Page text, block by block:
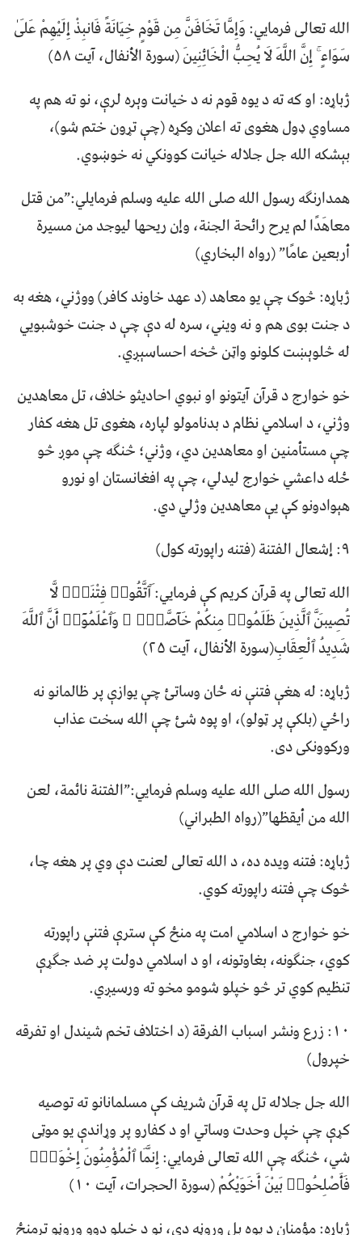
الله تعالی فرمایي: وَإِمَّا تَخَافَنَّ مِن قَوْمٍ خِيَانَةً فَانبِذْ إِلَيْهِمْ عَلَىٰ
سَوَاءٍ ۚ إِنَّ اللَّهَ لَا يُحِبُّ الْخَائِنِينَ (سورة الأنفال، آيت ۵۸)
ژباړه: او که ته د یوه قوم نه د خیانت وېره لرې، نو ته هم په
مساوي ډول هغوی ته اعلان وکړه (چې تړون ختم شو)،
بېشکه الله جل جلاله خیانت کوونکي نه خوښوي.
همدارنګه رسول الله صلی الله علیه وسلم فرمایلي:”من قتل
معاهَدًا لم يرح رائحة الجنة، وإن ريحها ليوجد من مسيرة
أربعين عامًا” (رواه البخاري)
ژباړه: څوک چې یو معاهد (د عهد خاوند کافر) ووژني، هغه به
د جنت بوی هم و نه ویني، سره له دې چې د جنت خوشبويي
له څلوېښت کلونو واټن څخه احساسېږي.
خو خوارج د قرآن آيتونو او نبوي احادیثو خلاف، تل معاهدین
وژني، د اسلامي نظام د بدنامولو لپاره، هغوی تل هغه کفار
چې مستأمنین او معاهدین دي، وژني؛ څنګه چې موږ څو
ځله داعشي خوارج لیدلي، چې په افغانستان او نورو
هېوادونو کې یې معاهدین وژلي دي.
۹: إشعال الفتنة (فتنه راپورته کول)
الله تعالی په قرآن کریم کې فرمایي: َٱتَّقُوا۟ فِتْنَةًۭ لَّا
تُصِيبَنَّ ٱلَّذِينَ ظَلَمُوا۟ مِنكُمْ خَآصَّةًۭ ۖ وَٱعْلَمُوٓا۟ أَنَّ ٱللَّهَ
شَدِيدُ ٱلْعِقَابِ(سورة الأنفال، آيت ۲۵)
ژباړه: له هغې فتنې نه ځان وساتئ چې یوازې پر ظالمانو نه
راځي (بلکې پر ټولو)، او پوه شئ چې الله سخت عذاب
ورکوونکی دی.
رسول الله صلی الله علیه وسلم فرمایي:”الفتنة نائمة، لعن
الله من أيقظها”(رواه الطبراني)
ژباړه: فتنه ویده ده، د الله تعالی لعنت دې وي پر هغه چا،
څوک چې فتنه راپورته کوي.
خو خوارج د اسلامي امت په منځ کې سترې فتنې راپورته
کوي، جنګونه، بغاوتونه، او د اسلامي دولت پر ضد جګړې
تنظیم کوي تر څو خپلو شومو مخو ته ورسيږي.
۱۰: زرع ونشر اسباب الفرقة (د اختلاف تخم شیندل او تفرقه
خپرول)
الله جل جلاله تل په قرآن شریف کې مسلمانانو ته توصیه
کړې چې خپل وحدت وساتي او د کفارو پر وړاندې یو موټی
شي، څنګه چې الله تعالی فرمایي: إِنَّمَا ٱلْمُؤْمِنُونَ إِخْوَةٌۭ
فَأَصْلِحُوا۟ بَيْنَ أَخَوَيْكُمْ (سورة الحجرات، آيت ۱۰)
ژباړه: مؤمنان د یوه بل وروڼه دي، نو د خپلو دوو وروڼو ترمنځ